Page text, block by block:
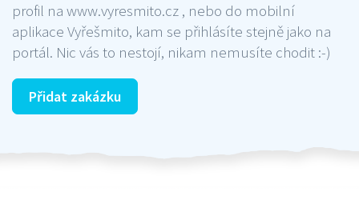
profil na www.vyresmito.cz , nebo do mobilní
aplikace Vyřešmito, kam se přihlásíte stejně jako na
portál. Nic vás to nestojí, nikam nemusíte chodit :-)
Přidat zakázku